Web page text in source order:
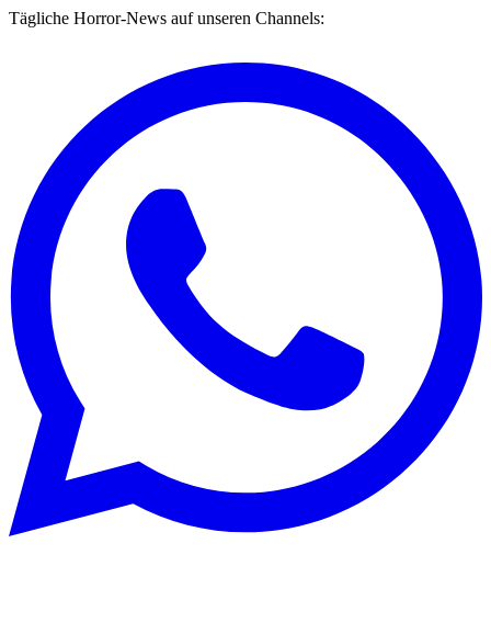
Tägliche Horror-News auf unseren Channels: